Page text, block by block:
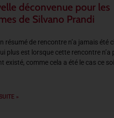
déconvenue pour les
de Silvano Prandi
résumé de rencontre n’a jamais été
plus est lorsque cette rencontre n’a
existé, comme cela a été le cas ce
»